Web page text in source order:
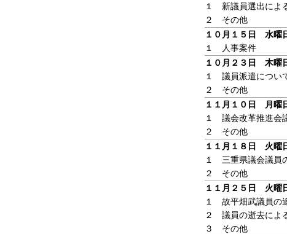
１ 新議員選出によ
２ その他
１０月１５日 水曜
１ 人事案件
１０月２３日 木曜
１ 議員派遣につい
２ その他
１１月１０日 月曜
１ 議会改革推進会
２ その他
１１月１８日 火曜
１ 三重県議会議員
２ その他
１１月２５日 火曜
１ 故平畑武議員の
２ 議員の逝去によ
３ その他